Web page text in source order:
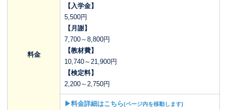
料金
【入学金】
5,500円
【月謝】
7,700～8,800円
【教材費】
10,740～21,900円
【検定料】
2,200～2,750円
▶料金詳細はこちら(ページ内を移動します)